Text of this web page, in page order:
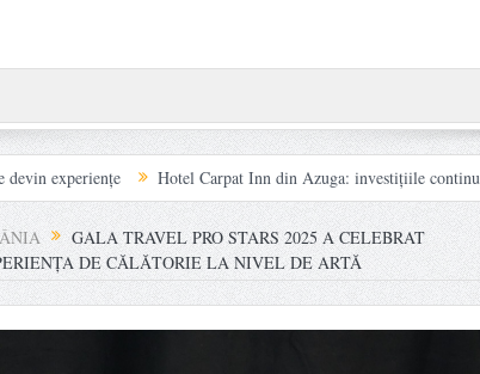
Hotel Carpat Inn din Azuga: investițiile continue
GALA TRAVEL PRO STARS 2025 A CELEBRAT
DE CĂLĂTORIE LA NIVEL DE ARTĂ